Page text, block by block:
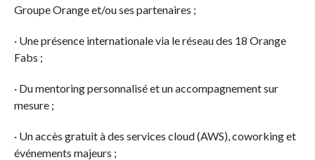
Groupe Orange et/ou ses partenaires ;
· Une présence internationale via le réseau des 18 Orange
Fabs ;
· Du mentoring personnalisé et un accompagnement sur
mesure ;
· Un accès gratuit à des services cloud (AWS), coworking et
événements majeurs ;